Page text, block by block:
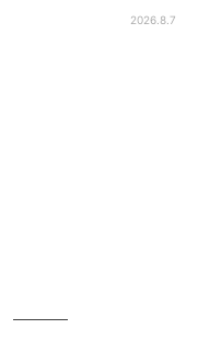
作品をもっとみる2026.8.7